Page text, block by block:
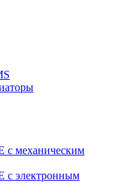
с механическим
с электронным